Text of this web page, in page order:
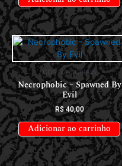
CDS NACIONAIS
Necrophobic – Spawned By
Evil
R$40,00
Adicionar ao carrinho